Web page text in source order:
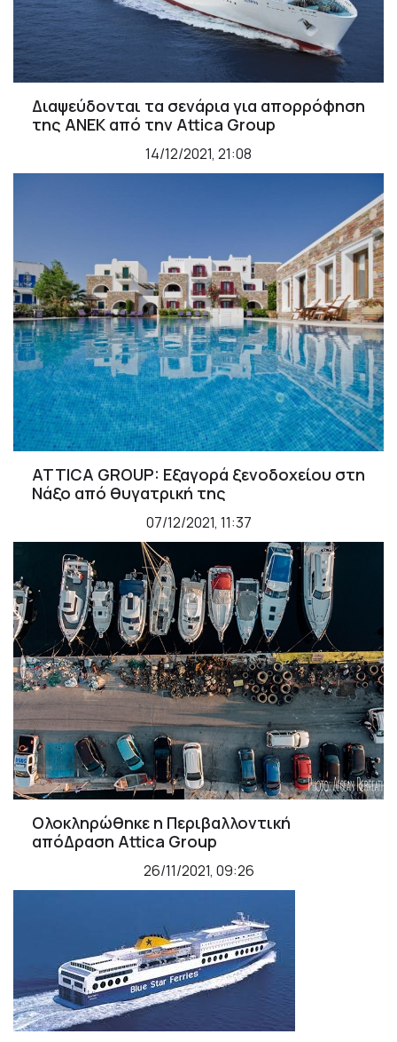
Διαψεύδονται τα σενάρια για απορρόφηση
της ΑΝΕΚ από την Attica Group
14/12/2021, 21:08
ATTICA GROUP: Εξαγορά ξενοδοχείου στη
Νάξο από θυγατρική της
07/12/2021, 11:37
Ολοκληρώθηκε η Περιβαλλοντική
απόΔραση Attica Group
26/11/2021, 09:26